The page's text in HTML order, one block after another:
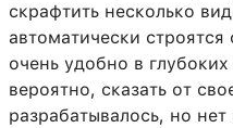
скрафтить несколько
автоматически
очень удобно в
вероятно, сказать от
разрабатывалось, но